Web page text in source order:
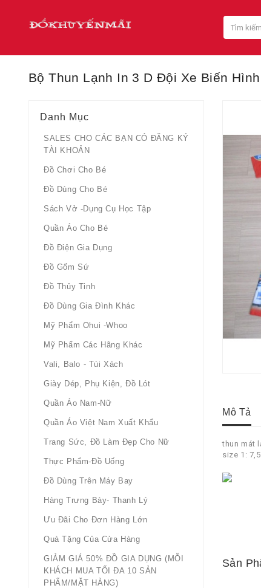
Bộ Thun Lạnh In 3 D Đội Xe Biến Hình
Danh Mục
SALES CHO CÁC BẠN CÓ ĐĂNG KÝ
TÀI KHOẢN
Đồ Chơi Cho Bé
Đồ Dùng Cho Bé
Sách Vở -dụng Cụ Học Tập
Quần Áo Cho Bé
Đồ Điện Gia Dụng
Đồ Gốm Sứ
Đồ Thủy Tinh
Đồ Dùng Gia Đình Khác
Mỹ Phẩm Ohui -whoo
Mỹ Phẩm Các Hãng Khác
Vali, Balo - Túi Xách
Giày Dép, Phụ Kiện, Đồ Lót
Quần Áo Nam-Nữ
Quần Áo Việt Nam Xuất Khẩu
Trang Sức, Đồ Làm Đẹp Cho Nữ
Thực Phẩm-Đồ Uống
Đồ Dùng Trên Máy Bay
Hàng Trưng Bày- Thanh Lý
Ưu Đãi Cho Đơn Hàng Lớn
Quà Tặng Của Cửa Hàng
GIẢM GIÁ 50% ĐỒ GIA DỤNG (MỖI
KHÁCH MUA TỐI ĐA 10 SẢN
PHẨM/MẶT HÀNG)
Mô Tả
thun mát
size 1:
Sản